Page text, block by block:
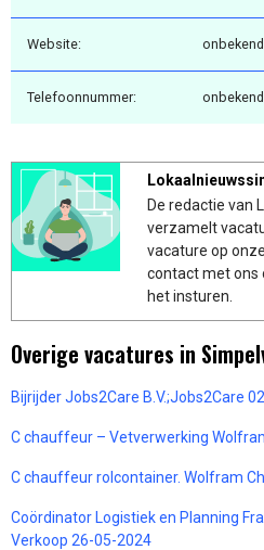
Website: onbekend
Telefoonnummer: onbekend
De redactie van
verzamelt
vacature op
contact met ons
het insturen.
Overige vacatures in
Bijrijder Jobs2Care B.V.;Jobs2Care
C chauffeur – Vetverwerking
C chauffeur rolcontainer. Wolfram
Coördinator Logistiek en Planning
Verkoop 26-05-2024